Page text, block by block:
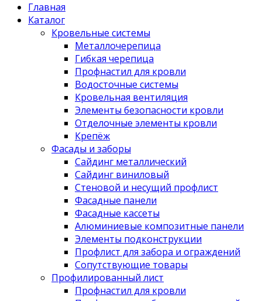
Главная
Каталог
Кровельные системы
Металлочерепица
Гибкая черепица
Профнастил для кровли
Водосточные системы
Кровельная вентиляция
Элементы безопасности кровли
Отделочные элементы кровли
Крепёж
Фасады и заборы
Сайдинг металлический
Сайдинг виниловый
Стеновой и несущий профлист
Фасадные панели
Фасадные кассеты
Алюминиевые композитные панели
Элементы подконструкции
Профлист для забора и ограждений
Сопутствующие товары
Профилированный лист
Профнастил для кровли